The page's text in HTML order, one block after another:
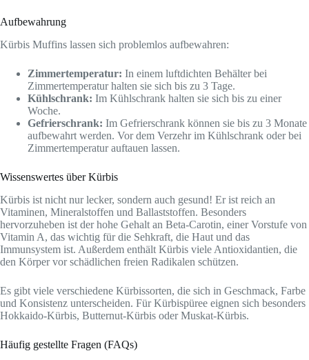
Aufbewahrung
Kürbis Muffins lassen sich problemlos aufbewahren:
Zimmertemperatur: In einem luftdichten Behälter bei
Zimmertemperatur halten sie sich bis zu 3 Tage.
Kühlschrank: Im Kühlschrank halten sie sich bis zu einer
Woche.
Gefrierschrank: Im Gefrierschrank können sie bis zu 3 Monate
aufbewahrt werden. Vor dem Verzehr im Kühlschrank oder bei
Zimmertemperatur auftauen lassen.
Wissenswertes über Kürbis
Kürbis ist nicht nur lecker, sondern auch gesund! Er ist reich an
Vitaminen, Mineralstoffen und Ballaststoffen. Besonders
hervorzuheben ist der hohe Gehalt an Beta-Carotin, einer Vorstufe von
Vitamin A, das wichtig für die Sehkraft, die Haut und das
Immunsystem ist. Außerdem enthält Kürbis viele Antioxidantien, die
den Körper vor schädlichen freien Radikalen schützen.
Es gibt viele verschiedene Kürbissorten, die sich in Geschmack, Farbe
und Konsistenz unterscheiden. Für Kürbispüree eignen sich besonders
Hokkaido-Kürbis, Butternut-Kürbis oder Muskat-Kürbis.
Häufig gestellte Fragen (FAQs)